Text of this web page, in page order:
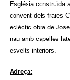
Església construïda
convent dels frares
eclèctic obra de
nau amb capelles
esvelts interiors.
Adreça: